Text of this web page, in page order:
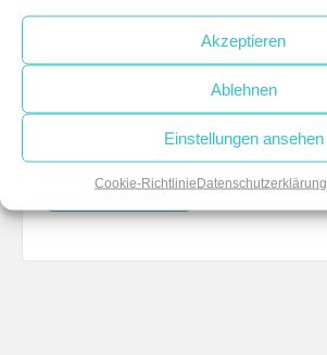
Akzeptieren
Ablehnen
Einstellungen ansehen
Cookie-RichtlinieDatenschutzerklärung
Name
Email